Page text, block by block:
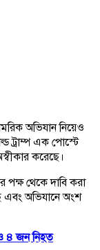
অভিযান নিয়েও
ট্রাম্প এক পোস্টে
করেছে।
পক্ষ থেকে দাবি করা
এবং অভিযানে অংশ
৪ জন নিহত